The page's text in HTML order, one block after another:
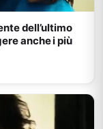
dell’ultimo
anche i più